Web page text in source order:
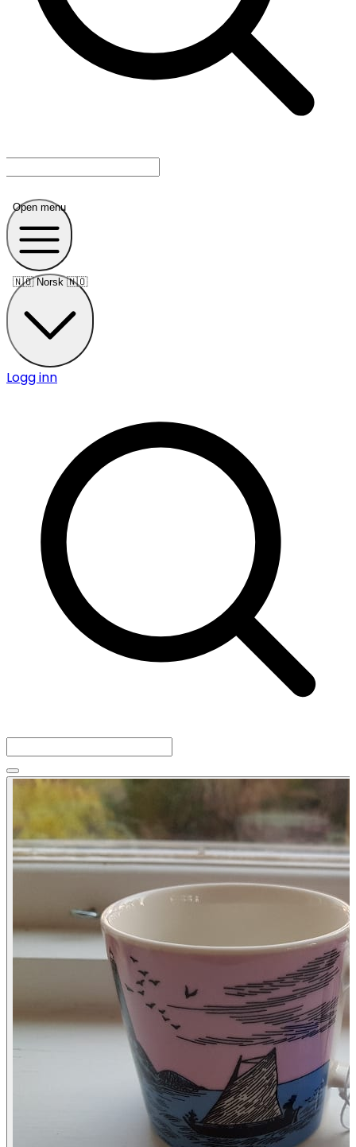
Open menu
🇳🇴 Norsk 🇳🇴
Logg inn